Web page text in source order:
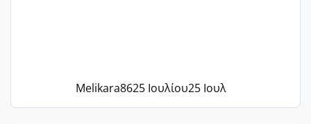
Melikara8625 Ιουλίου25 Ιουλ